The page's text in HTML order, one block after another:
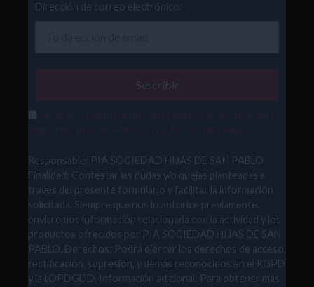
Dirección de correo electrónico:
Responsable: PIA SOCIEDAD HIJAS DE SAN PABLO
Finalidad: Contestar las dudas y/o quejas planteadas a
través del presente formulario y facilitar la información
solicitada. Siempre que nos lo autorice previamente,
enviaremos información relacionada con la actividad y los
productos ofrecidos por PIA SOCIEDAD HIJAS DE SAN
PABLO. Derechos: Podrá ejercer los derechos de acceso,
rectificación, supresión, y demás reconocidos en el RGPD
y la LOPDGDD. Información adicional: Para obtener más